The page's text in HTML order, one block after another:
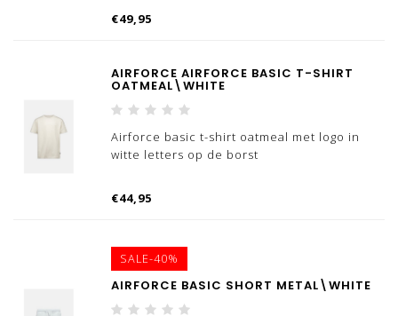
€49,95
AIRFORCE AIRFORCE BASIC T-SHIRT
OATMEAL\WHITE
Airforce basic t-shirt oatmeal met logo in
witte letters op de borst
€44,95
SALE-40%
AIRFORCE BASIC SHORT METAL\WHITE